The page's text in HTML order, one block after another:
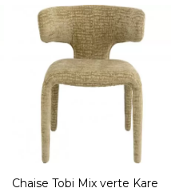
Chaise Tobi Mix verte Kare